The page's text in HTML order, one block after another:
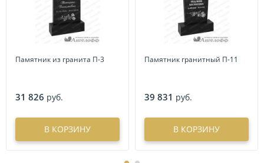
Памятник из гранита П-3
31 826 руб.
В КОРЗИНУ
Памятник гранитный П-11
39 831 руб.
В КОРЗИНУ